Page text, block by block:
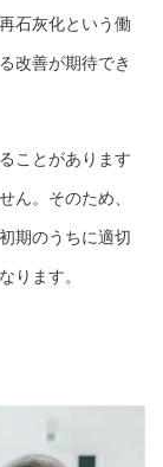
石灰化という働
改善が期待でき
ことがあります
ん。そのため、
期のうちに適切
ります。